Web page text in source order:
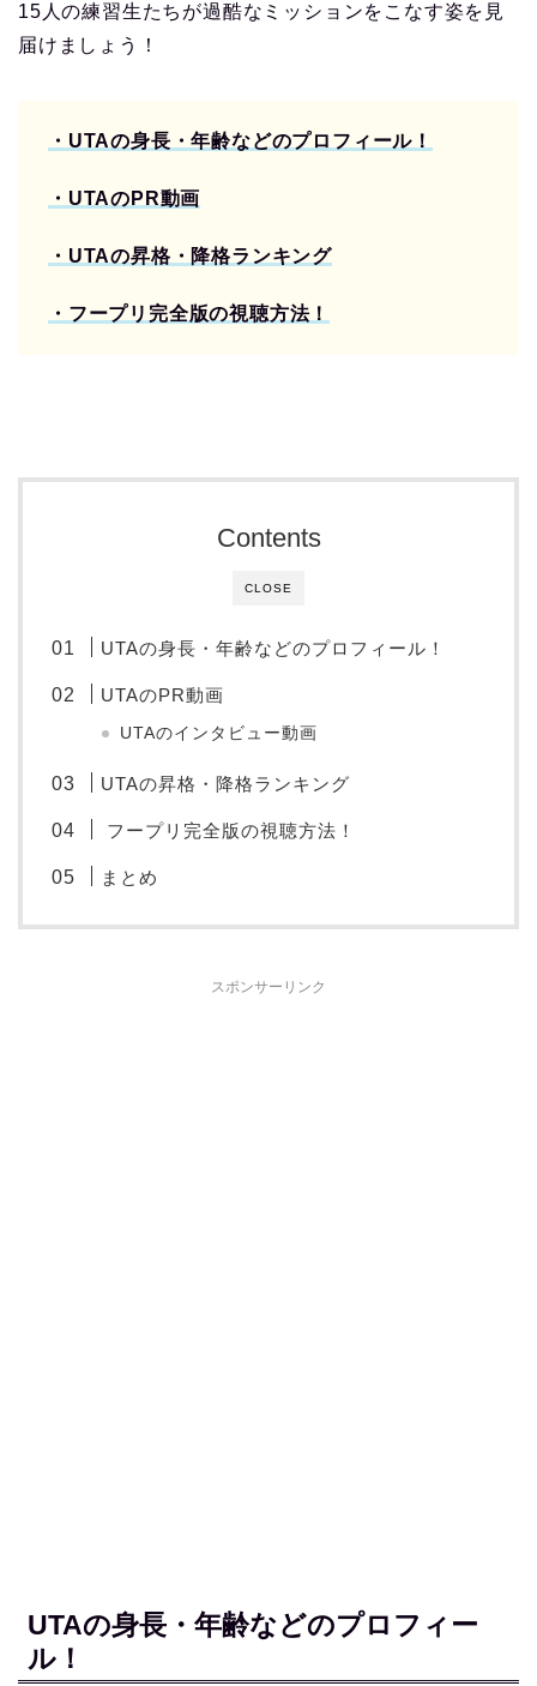
15人の練習生たちが過酷なミッションをこなす姿を見
届けましょう！
・UTAの身長・年齢などのプロフィール！
・UTAのPR動画
・UTAの昇格・降格ランキング
・ フープリ完全版の視聴方法！
CLOSE
Contents
UTAの身長・年齢などのプロフィール！
UTAのPR動画
UTAのインタビュー動画
UTAの昇格・降格ランキング
フープリ完全版の視聴方法！
まとめ
スポンサーリンク
UTAの身長・年齢などのプロフィー
ル！